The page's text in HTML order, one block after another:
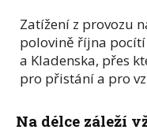
Zatížení z provozu
polovině října
a Kladenska, přes
pro přistání a pro
Na délce záleží